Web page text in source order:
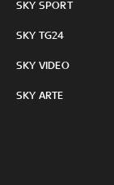
SKY SPORT
SKY TG24
SKY VIDEO
SKY ARTE